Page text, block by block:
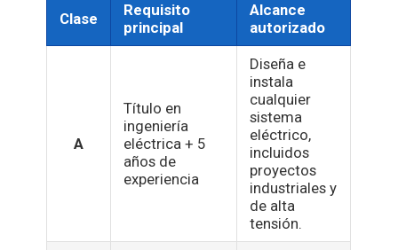
Clase
Requisito
principal
Alcance
autorizado
A
Título en
ingeniería
eléctrica + 5
años de
experiencia
Diseña e
instala
cualquier
sistema
eléctrico,
incluidos
proyectos
industriales y
de alta
tensión.